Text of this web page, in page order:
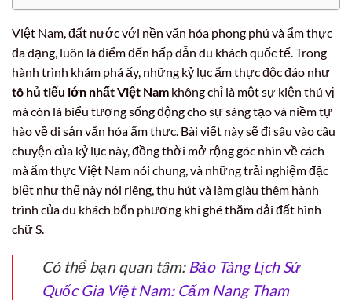
Việt Nam, đất nước với nền văn hóa phong phú và ẩm thực
đa dạng, luôn là điểm đến hấp dẫn du khách quốc tế. Trong
hành trình khám phá ấy, những kỷ lục ẩm thực độc đáo như
tô hủ tiếu lớn nhất Việt Nam không chỉ là một sự kiện thú vị
mà còn là biểu tượng sống động cho sự sáng tạo và niềm tự
hào về di sản văn hóa ẩm thực. Bài viết này sẽ đi sâu vào câu
chuyện của kỷ lục này, đồng thời mở rộng góc nhìn về cách
mà ẩm thực Việt Nam nói chung, và những trải nghiệm đặc
biệt như thế này nói riêng, thu hút và làm giàu thêm hành
trình của du khách bốn phương khi ghé thăm dải đất hình
chữ S.
Có thể bạn quan tâm: Bảo Tàng Lịch Sử
Quốc Gia Việt Nam: Cẩm Nang Tham